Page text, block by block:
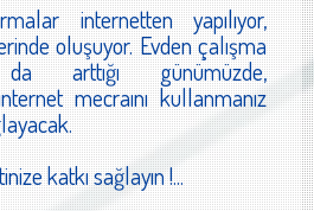
internetten yapılıyor,
oluşuyor. Evden çalışma
da arttığı günümüzde,
mecraını kullanmanız
katkı sağlayın !...